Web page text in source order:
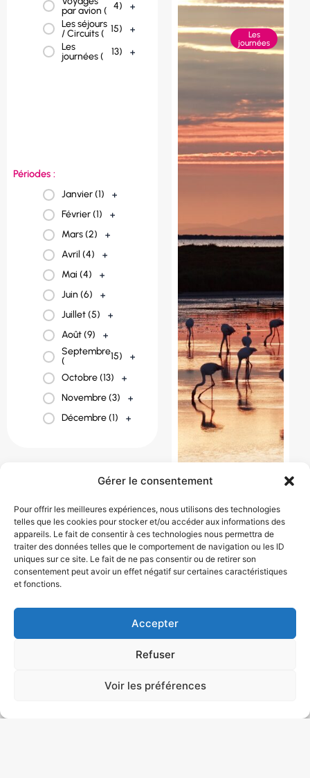
Gérer le consentement
Pour offrir les meilleures expériences, nous utilisons des technologies
telles que les cookies pour stocker et/ou accéder aux informations des
appareils. Le fait de consentir à ces technologies nous permettra de
traiter des données telles que le comportement de navigation ou les ID
uniques sur ce site. Le fait de ne pas consentir ou de retirer son
consentement peut avoir un effet négatif sur certaines caractéristiques
et fonctions.
Accepter
Refuser
Voir les préférences
par avion ( 4)
+
Les séjours
/ Circuits ( 15)
+
Les
journées (
13) +
tchèque ( 1) +
Portugal (1) +
Pologne (1) +
France (23 ) +
Espagne (3) +
Périodes :
Janvier (1)
+
Février (1)
+
Mars (2)
+
Avril (4)
+
Mai (4)
+
Juin (6)
+
Juillet (5)
+
Août (9)
+
Septembre
(
15)
+
Octobre (13)
+
Novembre (3)
+
Décembre (1) +
CROISIÈRE EN
CAMARGUE
Les
journées